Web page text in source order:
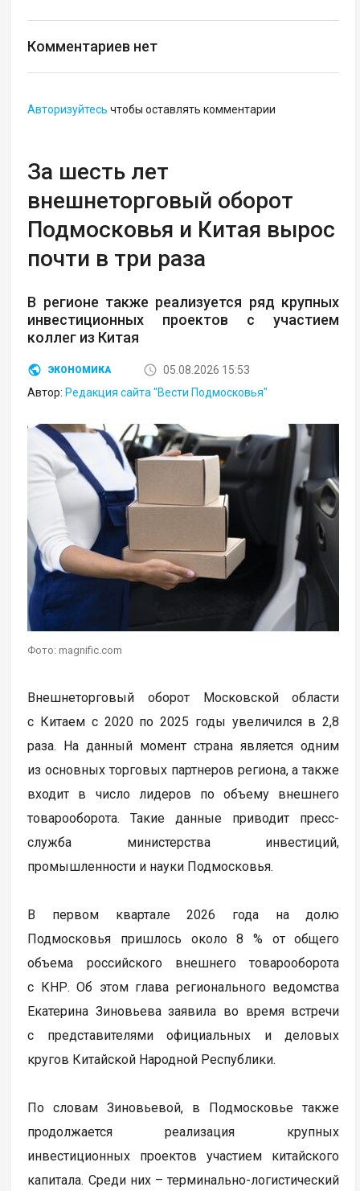
Комментариев нет
Авторизуйтесь чтобы оставлять комментарии
За шесть лет
внешнеторговый оборот
Подмосковья и Китая вырос
почти в три раза
В регионе также реализуется ряд крупных
инвестиционных проектов с участием
коллег из Китая
ЭКОНОМИКА
05.08.2026 15:53
Автор: Редакция сайта "Вести Подмосковья"
Фото: magnific.com
Внешнеторговый оборот Московской области
с Китаем с 2020 по 2025 годы увеличился в 2,8
раза. На данный момент страна является одним
из основных торговых партнеров региона, а также
входит в число лидеров по объему внешнего
товарооборота. Такие данные приводит пресс-
служба министерства инвестиций,
промышленности и науки Подмосковья.
В первом квартале 2026 года на долю
Подмосковья пришлось около 8 % от общего
объема российского внешнего товарооборота
с КНР. Об этом глава регионального ведомства
Екатерина Зиновьева заявила во время встречи
с представителями официальных и деловых
кругов Китайской Народной Республики.
По словам Зиновьевой, в Подмосковье также
продолжается реализация крупных
инвестиционных проектов участием китайского
капитала. Среди них – терминально-логистический